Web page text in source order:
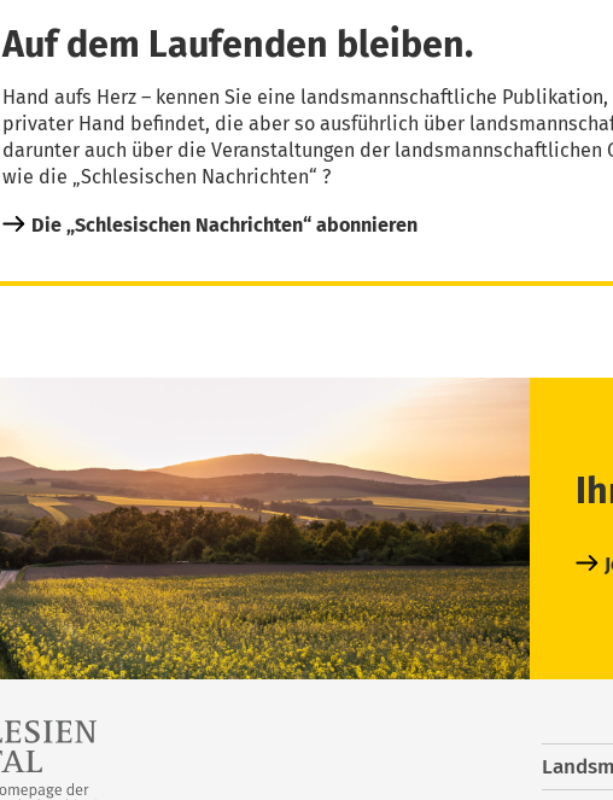
Auf dem Laufenden bleiben.
Hand aufs Herz – kennen Sie eine landsmannschaftliche
privater Hand befindet, die aber so ausführlich über
darunter auch über die Veranstaltungen der landsmannschaftlichen
wie die „Schlesischen Nachrichten“ ?
Die „Schlesischen Nachrichten“ abonnieren